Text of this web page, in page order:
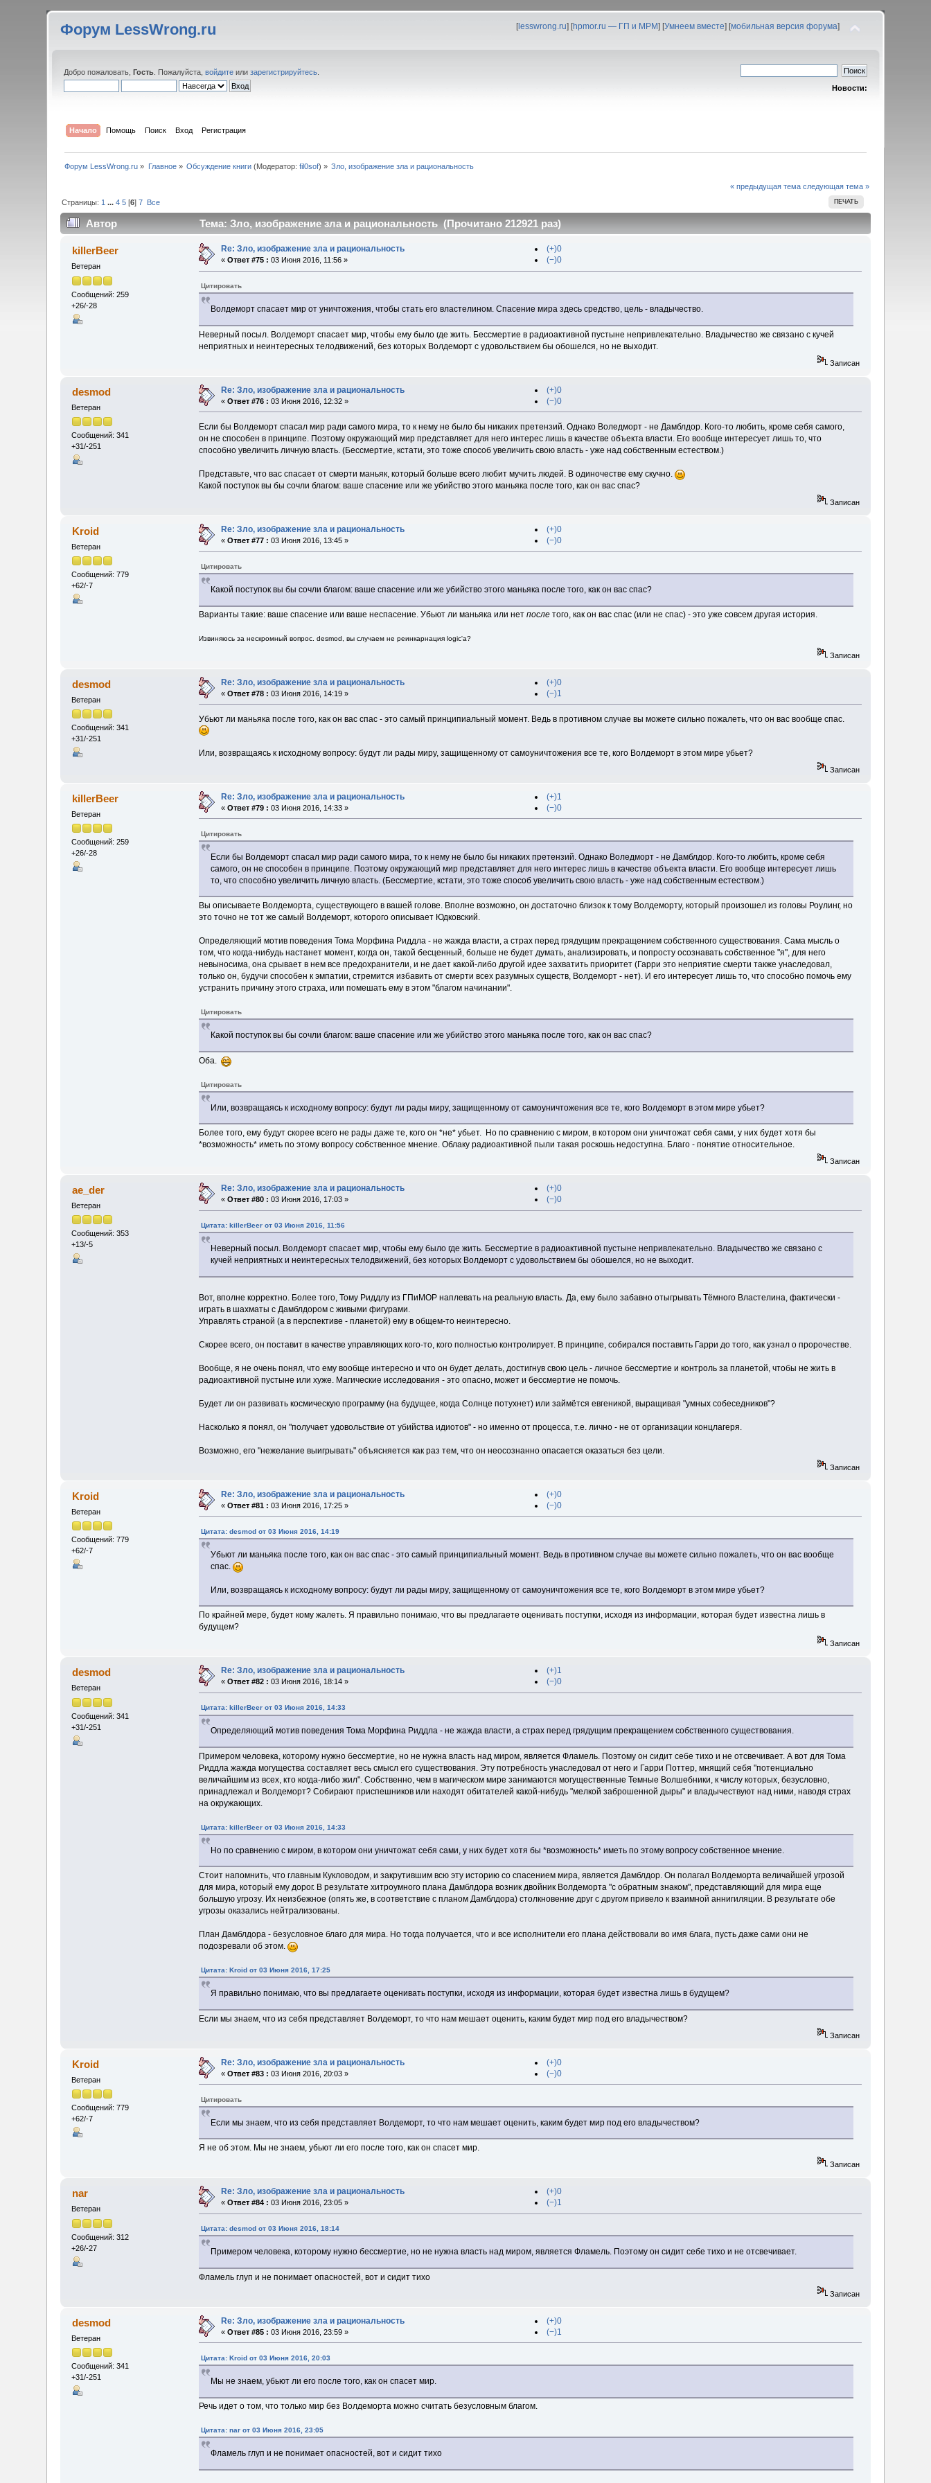
Форум LessWrong.ru [lesswrong.ru] [hpmor.ru — ГП и МРМ] [Умнеем вместе] [мобильная версия форума]
Добро пожаловать,Гость . Пожалуйста,войдите илизарегистрируйтесь
Новости:
Начало Помощь Поиск Вход Регистрация
Форум LessWrong.ru » Главное» Обсуждение книги (Модератор:fil0sof) » Зло, изображение зла и рациональность
« предыдущая тема следующая тема »
ПЕЧАТЬ
Страницы: 1 ...4 5 [6]7 Все
Автор Тема: Зло, изображение зла и рациональность (Прочитано 212921 раз)
killerBeer
Ветеран
Сообщений: 259
+26/-28
Re: Зло, изображение зла и рациональность
«Ответ #75 : 03 Июня 2016, 11:56 »
(+)0
(−)0
Цитировать
Волдеморт спасает мир от уничтожения, чтобы стать его властелином. Спасение мира здесь средство, цель - владычество.
Неверный посыл. Волдеморт спасает мир, чтобы ему было где жить. Бессмертие в радиоактивной пустыне непривлекательно. Владычество же связано с кучей
неприятных и неинтересных телодвижений, без которых Волдеморт с удовольствием бы обошелся, но не выходит.
Записан
desmod
Ветеран
Сообщений: 341
+31/-251
Re: Зло, изображение зла и рациональность
«Ответ #76 : 03 Июня 2016, 12:32 »
(+)0
(−)0
Если бы Волдеморт спасал мир ради самого мира, то к нему не было бы никаких претензий. Однако Воледморт - не Дамблдор. Кого-то любить, кроме себя самого,
он не способен в принципе. Поэтому окружающий мир представляет для него интерес лишь в качестве объекта власти. Его вообще интересует лишь то, что
способно увеличить личную власть. (Бессмертие, кстати, это тоже способ увеличить свою власть - уже над собственным естеством.)
Представьте, что вас спасает от смерти маньяк, который больше всего любит мучить людей. В одиночестве ему скучно.
Какой поступок вы бы сочли благом: ваше спасение или же убийство этого маньяка после того, как он вас спас?
Записан
Kroid
Ветеран
Сообщений: 779
+62/-7
Re: Зло, изображение зла и рациональность
«Ответ #77 : 03 Июня 2016, 13:45 »
(+)0
(−)0
Цитировать
Какой поступок вы бы сочли благом: ваше спасение или же убийство этого маньяка после того, как он вас спас?
Варианты такие: ваше спасение или ваше неспасение. Убьют ли маньяка или нет послетого, как он вас спас (или не спас) - это уже совсем другая история.
Извиняюсь за нескромный вопрос. desmod, вы случаем не реинкарнация logic'a?
Записан
desmod
Ветеран
Сообщений: 341
+31/-251
Re: Зло, изображение зла и рациональность
«Ответ #78 : 03 Июня 2016, 14:19 »
(+)0
(−)1
Убьют ли маньяка после того, как он вас спас - это самый принципиальный момент. Ведь в противном случае вы можете сильно пожалеть, что он вас вообще спас.
Или, возвращаясь к исходному вопросу: будут ли рады миру, защищенному от самоуничтожения все те, кого Волдеморт в этом мире убьет?
Записан
killerBeer
Ветеран
Сообщений: 259
+26/-28
Re: Зло, изображение зла и рациональность
«Ответ #79 : 03 Июня 2016, 14:33 »
(+)1
(−)0
Цитировать
Если бы Волдеморт спасал мир ради самого мира, то к нему не было бы никаких претензий. Однако Воледморт - не Дамблдор. Кого-то любить, кроме себя
самого, он не способен в принципе. Поэтому окружающий мир представляет для него интерес лишь в качестве объекта власти. Его вообще интересует лишь
то, что способно увеличить личную власть. (Бессмертие, кстати, это тоже способ увеличить свою власть - уже над собственным естеством.)
Вы описываете Волдеморта, существующего в вашей голове. Вполне возможно, он достаточно близок к тому Волдеморту, который произошел из головы Роулинг, но
это точно не тот же самый Волдеморт, которого описывает Юдковский.
Определяющий мотив поведения Тома Морфина Риддла - не жажда власти, а страх перед грядущим прекращением собственного существования. Сама мысль о
том, что когда-нибудь настанет момент, когда он, такой бесценный, больше не будет думать, анализировать, и попросту осознавать собственное "я", для него
невыносима, она срывает в нем все предохранители, и не дает какой-либо другой идее захватить приоритет (Гарри это неприятие смерти также унаследовал,
только он, будучи способен к эмпатии, стремится избавить от смерти всех разумных существ, Волдеморт - нет). И его интересует лишь то, что способно помочь ему
устранить причину этого страха, или помешать ему в этом "благом начинании".
Цитировать
Какой поступок вы бы сочли благом: ваше спасение или же убийство этого маньяка после того, как он вас спас?
Оба.
Цитировать
Или, возвращаясь к исходному вопросу: будут ли рады миру, защищенному от самоуничтожения все те, кого Волдеморт в этом мире убьет?
Более того, ему будут скорее всего не рады даже те, кого он *не* убьет. Но по сравнению с миром, в котором они уничтожат себя сами, у них будет хотя бы
*возможность* иметь по этому вопросу собственное мнение. Облаку радиоактивной пыли такая роскошь недоступна. Благо - понятие относительное.
Записан
ae_der
Ветеран
Сообщений: 353
+13/-5
Re: Зло, изображение зла и рациональность
«Ответ #80 : 03 Июня 2016, 17:03 »
(+)0
(−)0
Цитата: killerBeer от 03 Июня 2016, 11:56
Неверный посыл. Волдеморт спасает мир, чтобы ему было где жить. Бессмертие в радиоактивной пустыне непривлекательно. Владычество же связано с
кучей неприятных и неинтересных телодвижений, без которых Волдеморт с удовольствием бы обошелся, но не выходит.
Вот, вполне корректно. Более того, Тому Риддлу из ГПиМОР наплевать на реальную власть. Да, ему было забавно отыгрывать Тёмного Властелина, фактически -
играть в шахматы с Дамблдором с живыми фигурами.
Управлять страной (а в перспективе - планетой) ему в общем-то неинтересно.
Скорее всего, он поставит в качестве управляющих кого-то, кого полностью контролирует. В принципе, собирался поставить Гарри до того, как узнал о пророчестве.
Вообще, я не очень понял, что ему вообще интересно и что он будет делать, достигнув свою цель - личное бессмертие и контроль за планетой, чтобы не жить в
радиоактивной пустыне или хуже. Магические исследования - это опасно, может и бессмертие не помочь.
Будет ли он развивать космическую программу (на будущее, когда Солнце потухнет) или займётся евгеникой, выращивая "умных собеседников"?
Насколько я понял, он "получает удовольствие от убийства идиотов" - но именно от процесса, т.е. лично - не от организации концлагеря.
Возможно, его "нежелание выигрывать" объясняется как раз тем, что он неосознанно опасается оказаться без цели.
Записан
Kroid
Ветеран
Сообщений: 779
+62/-7
Re: Зло, изображение зла и рациональность
«Ответ #81 : 03 Июня 2016, 17:25 »
(+)0
(−)0
Цитата: desmod от 03 Июня 2016, 14:19
Убьют ли маньяка после того, как он вас спас - это самый принципиальный момент. Ведь в противном случае вы можете сильно пожалеть, что он вас вообще
спас.
Или, возвращаясь к исходному вопросу: будут ли рады миру, защищенному от самоуничтожения все те, кого Волдеморт в этом мире убьет?
По крайней мере, будет кому жалеть. Я правильно понимаю, что вы предлагаете оценивать поступки, исходя из информации, которая будет известна лишь в
будущем?
Записан
desmod
Ветеран
Сообщений: 341
+31/-251
Re: Зло, изображение зла и рациональность
«Ответ #82 : 03 Июня 2016, 18:14 »
(+)1
(−)0
Цитата: killerBeer от 03 Июня 2016, 14:33
Определяющий мотив поведения Тома Морфина Риддла - не жажда власти, а страх перед грядущим прекращением собственного существования.
Примером человека, которому нужно бессмертие, но не нужна власть над миром, является Фламель. Поэтому он сидит себе тихо и не отсвечивает. А вот для Тома
Риддла жажда могущества составляет весь смысл его существования. Эту потребность унаследовал от него и Гарри Поттер, мнящий себя "потенциально
величайшим из всех, кто когда-либо жил". Собственно, чем в магическом мире занимаются могущественные Темные Волшебники, к числу которых, безусловно,
принадлежал и Волдеморт? Собирают приспешников или находят обитателей какой-нибудь "мелкой заброшенной дыры" и владычествуют над ними, наводя страх
на окружающих.
Цитата: killerBeer от 03 Июня 2016, 14:33
Но по сравнению с миром, в котором они уничтожат себя сами, у них будет хотя бы *возможность* иметь по этому вопросу собственное мнение.
Стоит напомнить, что главным Кукловодом, и закрутившим всю эту историю со спасением мира, является Дамблдор. Он полагал Волдеморта величайшей угрозой
для мира, который ему дорог. В результате хитроумного плана Дамблдора возник двойник Волдеморта "с обратным знаком", представляющий для мира еще
большую угрозу. Их неизбежное (опять же, в соответствие с планом Дамблдора) столкновение друг с другом привело к взаимной аннигиляции. В результате обе
угрозы оказались нейтрализованы.
План Дамблдора - безусловное благо для мира. Но тогда получается, что и все исполнители его плана действовали во имя блага, пусть даже сами они не
подозревали об этом.
Цитата: Kroid от 03 Июня 2016, 17:25
Я правильно понимаю, что вы предлагаете оценивать поступки, исходя из информации, которая будет известна лишь в будущем?
Если мы знаем, что из себя представляет Волдеморт, то что нам мешает оценить, каким будет мир под его владычеством?
Записан
Kroid
Ветеран
Сообщений: 779
+62/-7
Re: Зло, изображение зла и рациональность
«Ответ #83 : 03 Июня 2016, 20:03 »
(+)0
(−)0
Цитировать
Если мы знаем, что из себя представляет Волдеморт, то что нам мешает оценить, каким будет мир под его владычеством?
Я не об этом. Мы не знаем, убьют ли его после того, как он спасет мир.
Записан
nar
Ветеран
Сообщений: 312
+26/-27
Re: Зло, изображение зла и рациональность
«Ответ #84 : 03 Июня 2016, 23:05 »
(+)0
(−)1
Цитата: desmod от 03 Июня 2016, 18:14
Примером человека, которому нужно бессмертие, но не нужна власть над миром, является Фламель. Поэтому он сидит себе тихо и не отсвечивает.
Фламель глуп и не понимает опасностей, вот и сидит тихо
Записан
desmod
Ветеран
Сообщений: 341
+31/-251
Re: Зло, изображение зла и рациональность
«Ответ #85 : 03 Июня 2016, 23:59 »
(+)0
(−)1
Цитата: Kroid от 03 Июня 2016, 20:03
Мы не знаем, убьют ли его после того, как он спасет мир.
Речь идет о том, что только мир без Волдеморта можно считать безусловным благом.
Цитата: nar от 03 Июня 2016, 23:05
Фламель глуп и не понимает опасностей, вот и сидит тихо